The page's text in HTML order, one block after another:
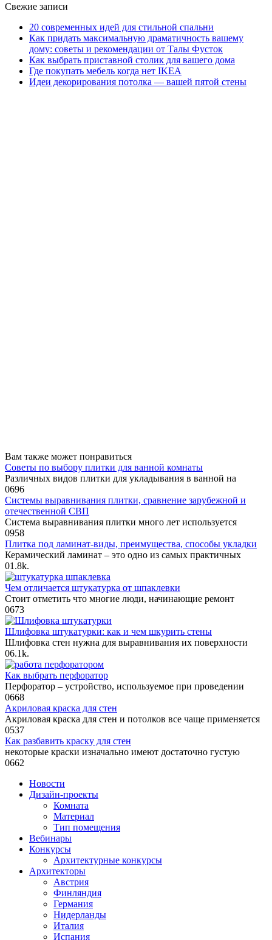
Свежие записи
20 современных идей для стильной спальни
Как придать максимальную драматичность вашему
дому: советы и рекомендации от Талы Фусток
Как выбрать приставной столик для вашего дома
Где покупать мебель когда нет IKEA
Идеи декорирования потолка — вашей пятой стены
Вам также может понравиться
Советы по выбору плитки для ванной комнаты
Различных видов плитки для укладывания в ванной на
0696
Системы выравнивания плитки, сравнение зарубежной и
отечественной СВП
Система выравнивания плитки много лет используется
0958
Плитка под ламинат-виды, преимущества, способы укладки
Керамический ламинат – это одно из самых практичных
01.8k.
Чем отличается штукатурка от шпаклевки
Стоит отметить что многие люди, начинающие ремонт
0673
Шлифовка штукатурки: как и чем шкурить стены
Шлифовка стен нужна для выравнивания их поверхности
06.1k.
Как выбрать перфоратор
Перфоратор – устройство, используемое при проведении
0668
Акриловая краска для стен
Акриловая краска для стен и потолков все чаще применяется
0537
Как разбавить краску для стен
некоторые краски изначально имеют достаточно густую
0662
Новости
Дизайн-проекты
Комната
Материал
Тип помещения
Вебинары
Конкурсы
Архитектурные конкурсы
Архитекторы
Австрия
Финляндия
Германия
Нидерланды
Италия
Испания